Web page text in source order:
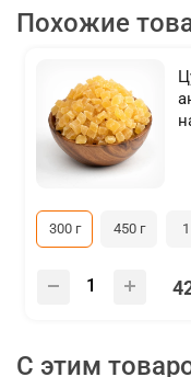
Похожие
300 г 450 г
С этим